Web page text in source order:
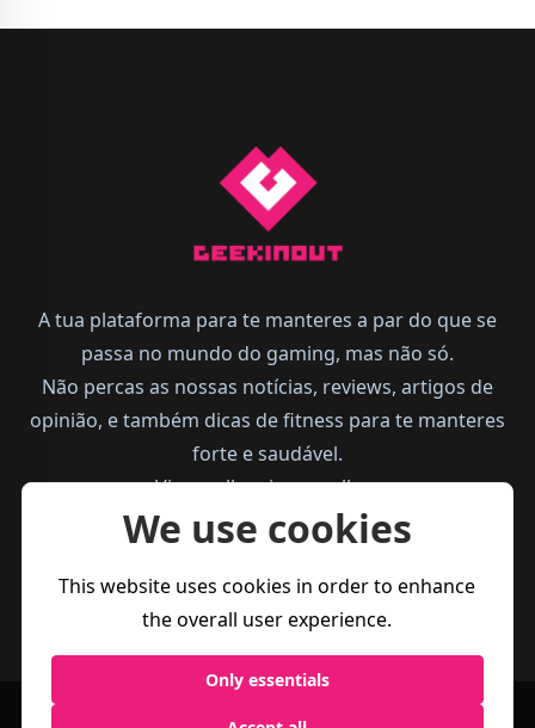
A tua plataforma para te manteres a par do que se
passa no mundo do gaming, mas não só.
Não percas as nossas notícias, reviews, artigos de
opinião, e também dicas de fitness para te manteres
forte e saudável.
Vive melhor, joga melhor.
We use cookies
This website uses cookies in order to enhance
the overall user experience.
Only essentials